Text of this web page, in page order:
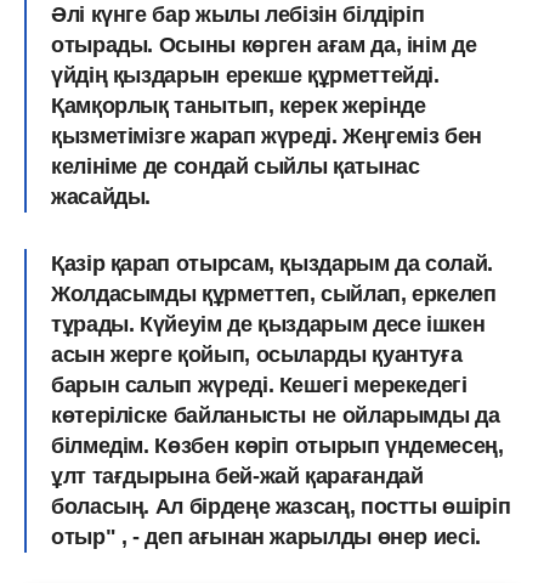
Әлі күнге бар жылы лебізін білдіріп
отырады. Осыны көрген ағам да, інім де
үйдің қыздарын ерекше құрметтейді.
Қамқорлық танытып, керек жерінде
қызметімізге жарап жүреді. Жеңгеміз бен
келініме де сондай сыйлы қатынас
жасайды.
Қазір қарап отырсам, қыздарым да солай.
Жолдасымды құрметтеп, сыйлап, еркелеп
тұрады. Күйеуім де қыздарым десе ішкен
асын жерге қойып, осыларды қуантуға
барын салып жүреді. Кешегі мерекедегі
көтеріліске байланысты не ойларымды да
білмедім. Көзбен көріп отырып үндемесең,
ұлт тағдырына бей-жай қарағандай
боласың. Ал бірдеңе жазсаң, постты өшіріп
отыр" , - деп ағынан жарылды өнер иесі.